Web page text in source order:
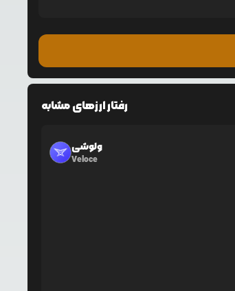
رفتار ارزهای مشابه
ولوشی
Veloce